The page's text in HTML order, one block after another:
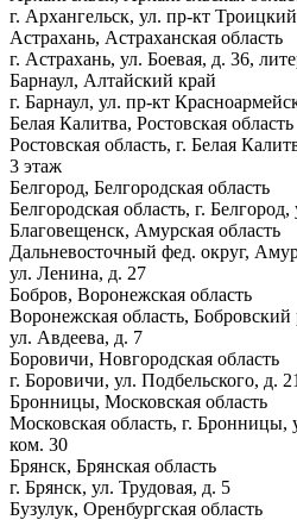
г. Архангельск, ул. пр-кт
Астрахань, Астраханская область
г. Астрахань, ул. Боевая, д. 36,
Барнаул, Алтайский край
г. Барнаул, ул. пр-кт
Белая Калитва, Ростовская область
Ростовская область, г. Белая
3 этаж
Белгород, Белгородская область
Белгородская область, г.
Благовещенск, Амурская область
Дальневосточный фед. округ,
ул. Ленина, д. 27
Бобров, Воронежская область
Воронежская область, Бобровский
ул. Авдеева, д. 7
Боровичи, Новгородская область
г. Боровичи, ул. Подбельского, д.
Бронницы, Московская область
Московская область, г. Бронницы,
ком. 30
Брянск, Брянская область
г. Брянск, ул. Трудовая, д. 5
Бузулук, Оренбургская область